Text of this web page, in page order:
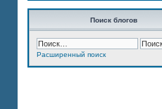
Поиск блогов
Расширенный поиск